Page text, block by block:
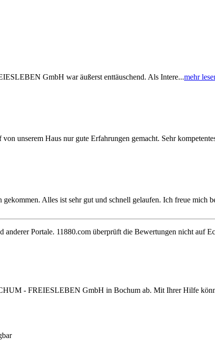
GmbH war äußerst enttäuschend. Als Intere...mehr
unserem Haus nur gute Erfahrungen gemacht. Sehr
Alles ist sehr gut und schnell gelaufen. Ich freue mich
Portale. 11880.com überprüft die Bewertungen nicht auf
- FREIESLEBEN GmbH in Bochum ab. Mit Ihrer Hilfe